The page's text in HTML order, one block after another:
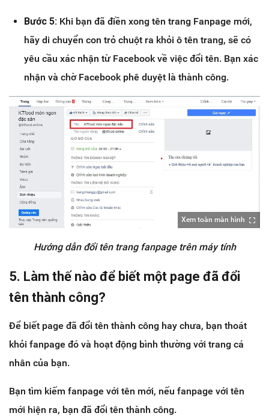
Bước 5: Khi bạn đã điền xong tên trang Fanpage mới,
hãy di chuyển con trỏ chuột ra khỏi ô tên trang, sẽ có
yêu cầu xác nhận từ Facebook về việc đổi tên. Bạn xác
nhận và chờ Facebook phê duyệt là thành công.
Xem toàn màn hình
Hướng dẫn đổi tên trang fanpage trên máy tính
5. Làm thế nào để biết một page đã đổi
tên thành công?
Để biết page đã đổi tên thành công hay chưa, bạn thoát
khỏi fanpage đó và hoạt động bình thường với trang cá
nhân của bạn.
Bạn tìm kiếm fanpage với tên mới, nếu fanpage với tên
mới hiện ra, bạn đã đổi tên thành công.